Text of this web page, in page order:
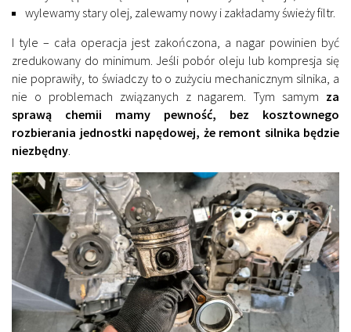
wylewamy stary olej, zalewamy nowy i zakładamy świeży filtr.
I tyle – cała operacja jest zakończona, a nagar powinien być
zredukowany do minimum. Jeśli pobór oleju lub kompresja się
nie poprawiły, to świadczy to o zużyciu mechanicznym silnika, a
nie o problemach związanych z nagarem. Tym samym za
sprawą chemii mamy pewność, bez kosztownego
rozbierania jednostki napędowej, że remont silnika będzie
niezbędny.